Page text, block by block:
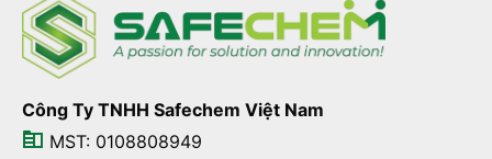
Công Ty TNHH Safechem Việt Nam
MST: 0108808949